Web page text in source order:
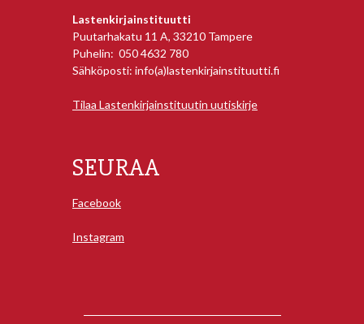
Lastenkirjainstituutti
Puutarhakatu 11 A, 33210 Tampere
Puhelin: 050 4632 780
Sähköposti: info(a)lastenkirjainstituutti.fi
Tilaa Lastenkirjainstituutin uutiskirje
SEURAA
Facebook
Instagram